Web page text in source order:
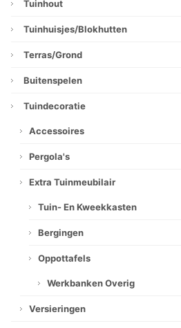
Tuinhout
Tuinhuisjes/blokhutten
Terras/grond
Buitenspelen
Tuindecoratie
Accessoires
Pergola's
Extra Tuinmeubilair
Tuin- En Kweekkasten
Bergingen
Oppottafels
Werkbanken Overig
Versieringen